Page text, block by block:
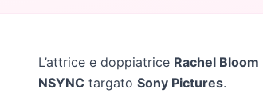
L’attrice e doppiatrice Rachel Bloom
NSYNC targato Sony Pictures.